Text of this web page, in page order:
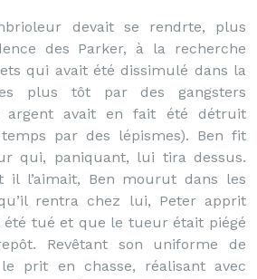
devait se rendrte, plus
des Parker, à la recherche
qui avait été dissimulé dans la
plus tôt par des gangsters
argent avait en fait été détruit
par des lépismes). Ben fit
qui, paniquant, lui tira dessus.
il l’aimait, Ben mourut dans les
rentra chez lui, Peter apprit
été tué et que le tueur était piégé
Revêtant son uniforme de
prit en chasse, réalisant avec